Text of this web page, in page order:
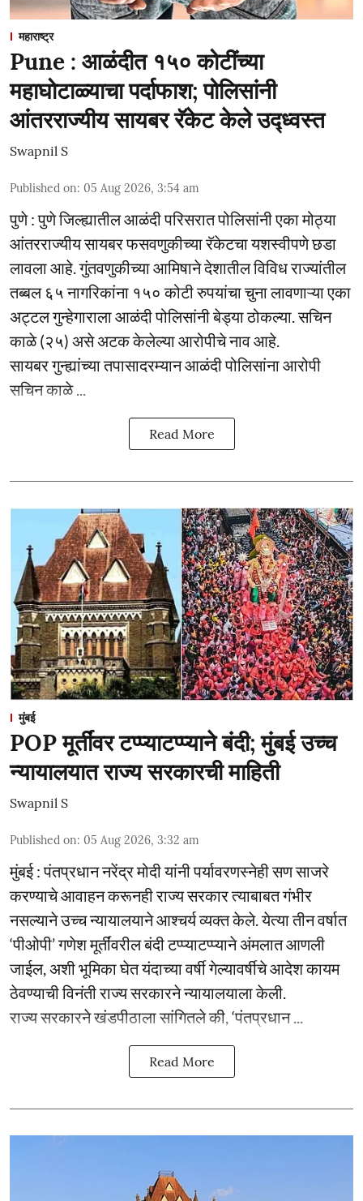
महाराष्ट्र
Pune : आळंदीत १५० कोटींच्या
महाघोटाळ्याचा पर्दाफाश; पोलिसांनी
आंतरराज्यीय सायबर रॅकेट केले उद्ध्वस्त
Swapnil S
Published on: 05 Aug 2026, 3:54 am
पुणे : पुणे जिल्ह्यातील आळंदी परिसरात पोलिसांनी एका मोठ्या
आंतरराज्यीय सायबर फसवणुकीच्या रॅकेटचा यशस्वीपणे छडा
लावला आहे. गुंतवणुकीच्या आमिषाने देशातील विविध राज्यांतील
तब्बल ६५ नागरिकांना १५० कोटी रुपयांचा चुना लावणाऱ्या एका
अट्टल गुन्हेगाराला आळंदी पोलिसांनी बेड्या ठोकल्या. सचिन
काळे (२५) असे अटक केलेल्या आरोपीचे नाव आहे.
सायबर गुन्ह्यांच्या तपासादरम्यान आळंदी पोलिसांना आरोपी
सचिन काळे ...
Read More
मुंबई
POP मूर्तींवर टप्प्याटप्प्याने बंदी; मुंबई उच्च
न्यायालयात राज्य सरकारची माहिती
Swapnil S
Published on: 05 Aug 2026, 3:32 am
मुंबई : पंतप्रधान नरेंद्र मोदी यांनी पर्यावरणस्नेही सण साजरे
करण्याचे आवाहन करूनही राज्य सरकार त्याबाबत गंभीर
नसल्याने उच्च न्यायालयाने आश्चर्य व्यक्त केले. येत्या तीन वर्षात
‘पीओपी’ गणेश मूर्तींवरील बंदी टप्प्याटप्प्याने अंमलात आणली
जाईल, अशी भूमिका घेत यंदाच्या वर्षी गेल्यावर्षीचे आदेश कायम
ठेवण्याची विनंती राज्य सरकारने न्यायालयाला केली.
राज्य सरकारने खंडपीठाला सांगितले की, ‘पंतप्रधान ...
Read More